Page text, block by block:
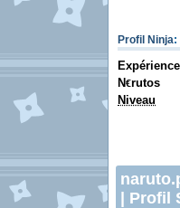
Profil Ninja:
Expérience
N€rutos
Niveau
Profil